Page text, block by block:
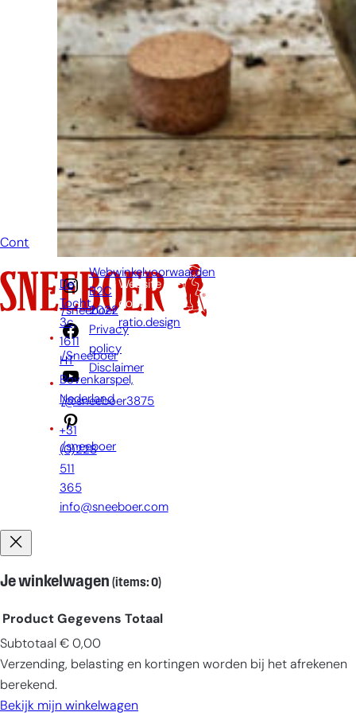
niet om even
te bellen of een
wanneer je een
Dan zullen wij
mogelijk jouw
beantwoorden.
Contact
/sneeboer
/Sneeboer
/@sneeboer3875
/sneeboer
De
Tocht
3c,
1611
HT
Bovenkarspel,
Nederland
+31
(0)228
511
365
info@sneeboer.com
Webwinkelvoorwaarden
B2C
2022
Privacy
policy
Disclaimer
Website
door:
ratio.design
Je winkelwagen (items: 0)
Producten
in
winkelwagen
Product Gegevens Totaal
Subtotaal € 0,00
Verzending, belasting en kortingen worden bij het afrekenen
berekend.
Bekijk mijn winkelwagen